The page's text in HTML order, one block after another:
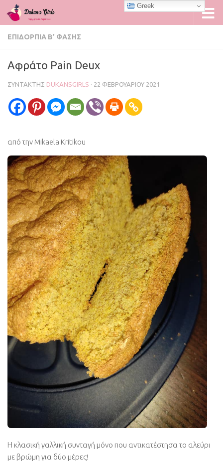
Skip to content
ΕΠΙΔΌΡΠΙΑ Β' ΦΆΣΗΣ
Αφράτο Pain Deux
ΣΥΝΤΆΚΤΗΣ DUKANSGIRLS · 22 ΦΕΒΡΟΥΑΡΊΟΥ 2021
από την Mikaela Kritikou
Η κλασική γαλλική συνταγή μόνο που αντικατέστησα το αλεύρι
με βρώμη για δύο μέρες!
Greek